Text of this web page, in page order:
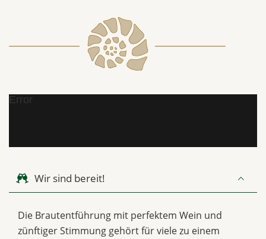
Error
Wir sind bereit!
Die Brautentführung mit perfektem Wein und
zünftiger Stimmung gehört für viele zu einem